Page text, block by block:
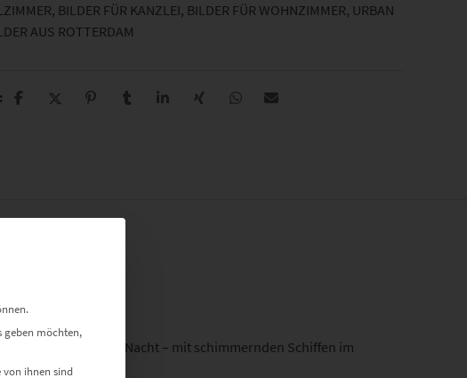
, BILDER FÜR KANZLEI, BILDER FÜR WOHNZIMMER, URBAN
AUS ROTTERDAM
Metropole bei Nacht – mit schimmernden Schiffen im
geben möchten,
von ihnen sind